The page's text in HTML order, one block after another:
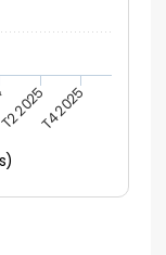
T2 2025T4 2025